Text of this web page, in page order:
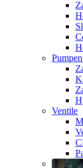
Ventile